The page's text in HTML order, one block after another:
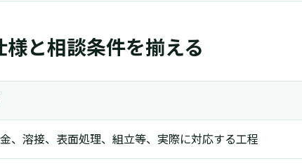
と相談条件を揃える
、溶接、表面処理、組立等、実際に対応する工程